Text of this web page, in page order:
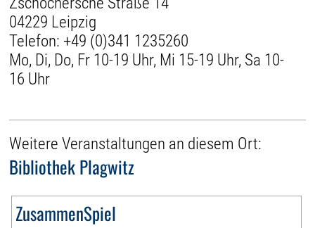
04229 Leipzig
Telefon: +49 (0)341 1235260
Mo, Di, Do, Fr 10-19 Uhr, Mi 15-19 Uhr, Sa 10-
16 Uhr
Weitere Veranstaltungen an diesem Ort:
Bibliothek Plagwitz
ZusammenSpiel